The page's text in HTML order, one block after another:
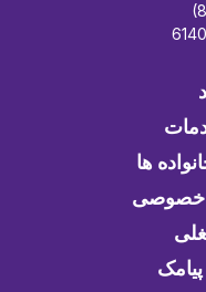
ها
خصوصی